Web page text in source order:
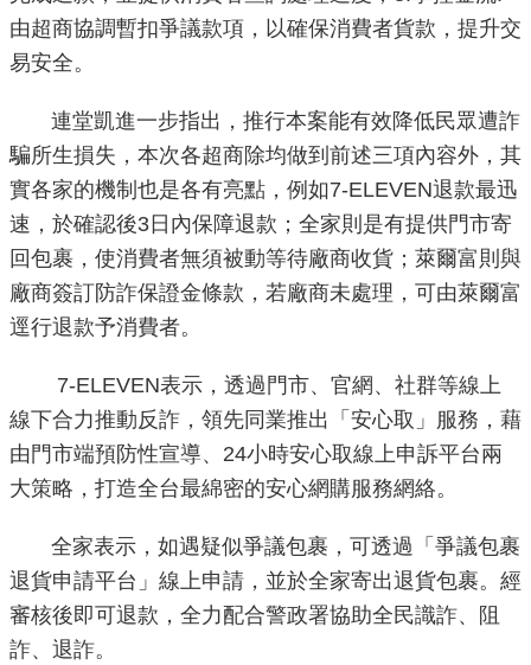
業
務
園
地
為
民
服
網
站
導
回
首
頁
由超商協調暫扣爭議款項，以確保消費者貨款，提升交
易安全。
連堂凱進一步指出，推行本案能有效降低民眾遭詐
騙所生損失，本次各超商除均做到前述三項內容外，其
實各家的機制也是各有亮點，例如7-ELEVEN退款最迅
速，於確認後3日內保障退款；全家則是有提供門市寄
回包裹，使消費者無須被動等待廠商收貨；萊爾富則與
廠商簽訂防詐保證金條款，若廠商未處理，可由萊爾富
逕行退款予消費者。
7-ELEVEN表示，透過門市、官網、社群等線上
線下合力推動反詐，領先同業推出「安心取」服務，藉
由門市端預防性宣導、24小時安心取線上申訴平台兩
大策略，打造全台最綿密的安心網購服務網絡。
全家表示，如遇疑似爭議包裹，可透過「爭議包裹
退貨申請平台」線上申請，並於全家寄出退貨包裹。經
審核後即可退款，全力配合警政署協助全民識詐、阻
詐、退詐。